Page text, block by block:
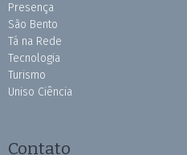
Presença
São Bento
Tá na Rede
Tecnologia
Turismo
Uniso Ciência
Contato